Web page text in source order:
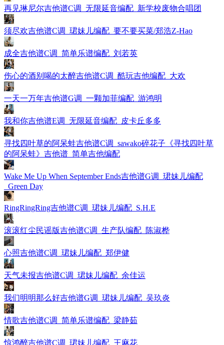
再见琳尼尔吉他谱C调_无限延音编配_新学校废物合唱团
须尽欢吉他谱C调_珺妹儿编配_要不要买菜/郑浩Z-Hao
成全吉他谱C调_简单乐谱编配_刘若英
伤心的酒别喝的太醉吉他谱C调_酷玩吉他编配_大欢
一天一万年吉他谱G调_一颗加菲编配_游鸿明
我和你吉他谱E调_无限延音编配_皮卡丘多多
寻找四叶草的阿呆蛙吉他谱C调_sawako碎花子《寻找四叶草
的阿呆蛙》吉他谱_简单吉他编配
Wake Me Up When September Ends吉他谱G调_珺妹儿编配
_Green Day
RingRingRing吉他谱C调_珺妹儿编配_S.H.E
滚滚红尘民谣版吉他谱C调_生产队编配_陈淑桦
心照吉他谱C调_珺妹儿编配_郑伊健
天气未报吉他谱C调_珺妹儿编配_余佳运
我们明明那么好吉他谱G调_珺妹儿编配_吴玖炎
情歌吉他谱C调_简单乐谱编配_梁静茹
惊鸿醉吉他谱C调_珺妹儿编配_王麻花